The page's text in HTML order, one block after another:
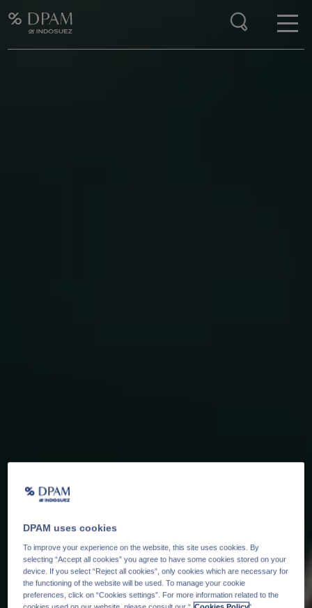
DPAM uses cookies
To improve your experience on the website, this site uses cookies. By
selecting “Accept all cookies” you agree to have some cookies stored on your
device. If you select “Reject all cookies”, only cookies which are necessary for
the functioning of the website will be used. To manage your cookie
preferences, click on “Cookies settings”. For more information related to the